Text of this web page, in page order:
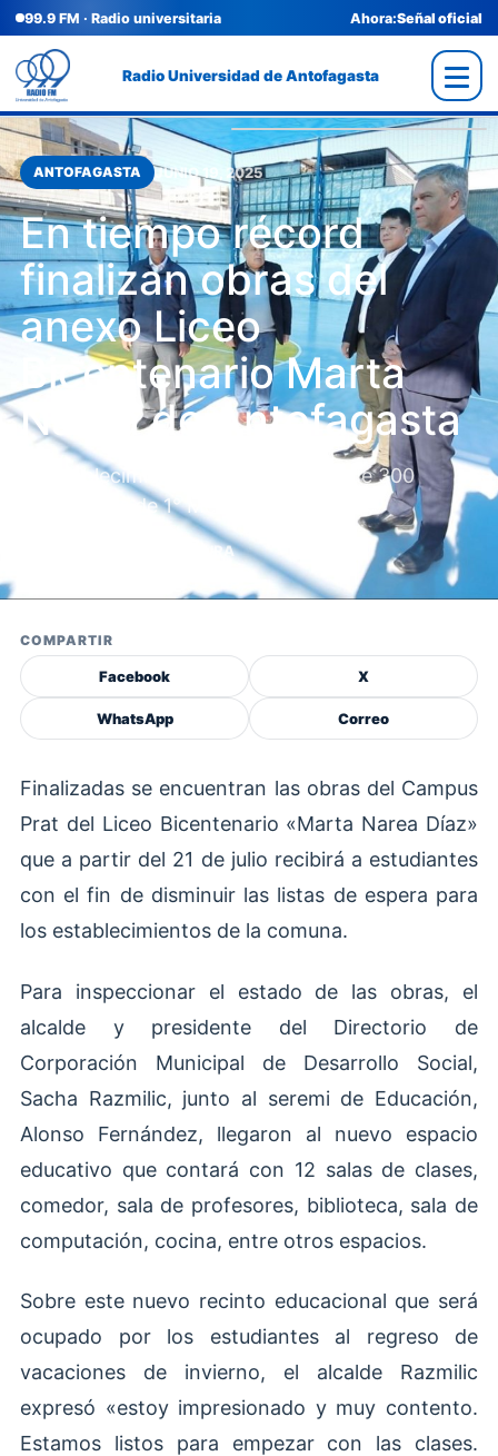
99.9 FM · Radio universitaria Ahora:Señal oficial
Radio Universidad de Antofagasta
ANTOFAGASTA JUNIO 19, 2025
En tiempo récord
finalizan obras del
anexo Liceo
Bicentenario Marta
Narea de Antofagasta
El establecimiento albergará cerca de 300
estudiantes de 1° Medio.
2 MIN DE LECTURA
COMPARTIR
Facebook X
WhatsApp Correo
Finalizadas se encuentran las obras del Campus
Prat del Liceo Bicentenario «Marta Narea Díaz»
que a partir del 21 de julio recibirá a estudiantes
con el fin de disminuir las listas de espera para
los establecimientos de la comuna.
Para inspeccionar el estado de las obras, el
alcalde y presidente del Directorio de
Corporación Municipal de Desarrollo Social,
Sacha Razmilic, junto al seremi de Educación,
Alonso Fernández, llegaron al nuevo espacio
educativo que contará con 12 salas de clases,
comedor, sala de profesores, biblioteca, sala de
computación, cocina, entre otros espacios.
Sobre este nuevo recinto educacional que será
ocupado por los estudiantes al regreso de
vacaciones de invierno, el alcalde Razmilic
expresó «estoy impresionado y muy contento.
Estamos listos para empezar con las clases.